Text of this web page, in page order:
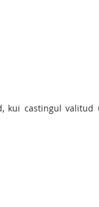
kui castingul